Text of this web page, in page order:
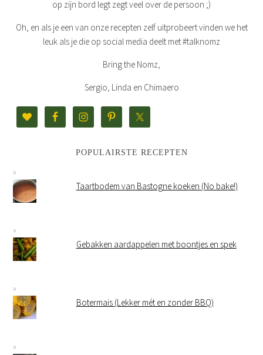
op zijn bord legt zegt veel over de persoon ;)
Oh, en als je een van onze recepten zelf uitprobeert vinden we het
leuk als je die op social media deelt met #talknomz
Bring the Nomz,
Sergio, Linda en Chimaero
POPULAIRSTE RECEPTEN
Taartbodem van Bastogne koeken (No bake!)
Gebakken aardappelen met boontjes en spek
Botermais (Lekker mét en zonder BBQ)